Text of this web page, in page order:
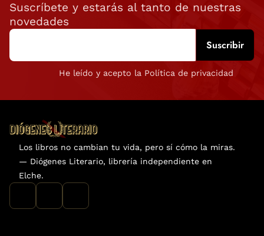
Suscríbete y estarás al tanto de nuestras
novedades
He leído y acepto la Política de privacidad
Los libros no cambian tu vida, pero sí cómo la miras.
— Diógenes Literario, librería independiente en
Elche.